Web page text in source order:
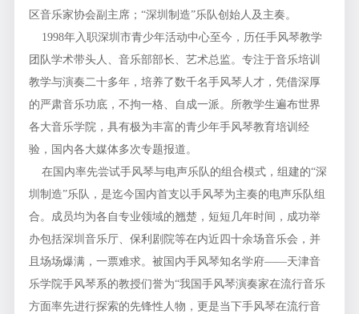
区音乐家协会副主席；“深圳制造”乐队创始人及主奏。
1998年入职深圳市青少年活动中心至今，历任手风琴教学
团队学术带头人、音乐部部长、艺术总监。专注于音乐培训
教学与演奏二十多年，培养了数千名手风琴人才，凭借深厚
的严肃音乐功底，不拘一格、自成一派。所教学生遍布世界
各大音乐学院，具有极为丰富的青少年手风琴教育培训经
验，国内各大媒体多次专题报道。
在国内率先尝试手风琴与电声乐队的组合模式，组建的“深
圳制造”乐队，是迄今国内首支以手风琴为主奏的电声乐队组
合。成员均为各自专业领域的翘楚，短短几年时间，成功举
办包括深圳音乐厅、保利剧院等在内近四十余场音乐会，并
且场场爆满，一票难求。被国内手风琴知名学府——天津音
乐学院手风琴系的教授们誉为“我国手风琴演奏家在流行音乐
方面率先进行探索的先锋性人物，更是当下手风琴在流行音